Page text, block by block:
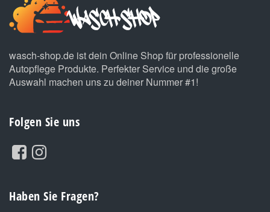
wasch-shop.de ist dein Online Shop für professionelle
Autopflege Produkte. Perfekter Service und die große
Auswahl machen uns zu deiner Nummer #1!
Folgen Sie uns
Haben Sie Fragen?